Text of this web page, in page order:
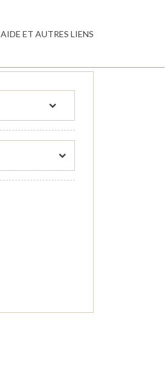
AIDE ET AUTRES LIENS